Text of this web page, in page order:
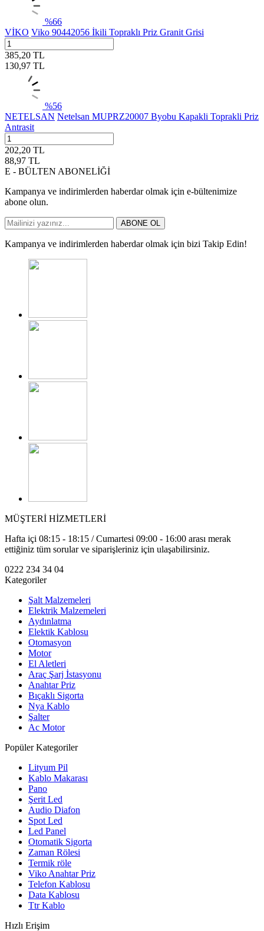
%66
VİKO Viko 90442056 İkili Topraklı Priz Granit Grisi
385,20 TL
130,97 TL
%56
NETELSAN Netelsan MUPRZ20007 Byobu Kapakli Toprakli Priz
Antrasit
202,20 TL
88,97 TL
E - BÜLTEN ABONELİĞİ
Kampanya ve indirimlerden haberdar olmak için e-bültenimize
abone olun.
ABONE OL
Kampanya ve indirimlerden haberdar olmak için bizi Takip Edin!
MÜŞTERİ HİZMETLERİ
Hafta içi 08:15 - 18:15 / Cumartesi 09:00 - 16:00 arası merak
ettiğiniz tüm sorular ve siparişleriniz için ulaşabilirsiniz.
0222 234 34 04
Kategoriler
Şalt Malzemeleri
Elektrik Malzemeleri
Aydınlatma
Elektik Kablosu
Otomasyon
Motor
El Aletleri
Araç Şarj İstasyonu
Anahtar Priz
Bıçaklı Sigorta
Nya Kablo
Şalter
Ac Motor
Popüler Kategoriler
Lityum Pil
Kablo Makarası
Pano
Şerit Led
Audio Diafon
Spot Led
Led Panel
Otomatik Sigorta
Zaman Rölesi
Termik röle
Viko Anahtar Priz
Telefon Kablosu
Data Kablosu
Ttr Kablo
Hızlı Erişim